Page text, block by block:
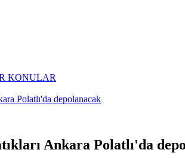
KONULAR
Polatlı'da depolanacak
Ankara Polatlı'da